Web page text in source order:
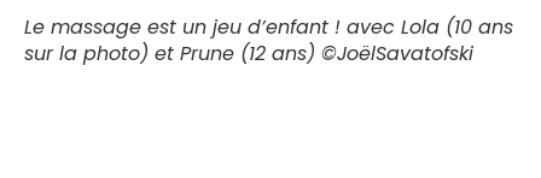
Le massage est un jeu d’enfant ! avec Lola (10 ans
sur la photo) et Prune (12 ans) ©JoëlSavatofski